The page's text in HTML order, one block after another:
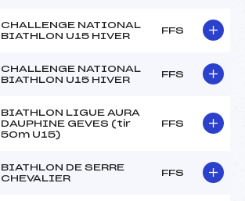
CHALLENGE NATIONAL
BIATHLON U15 HIVER
FFS
CHALLENGE NATIONAL
BIATHLON U15 HIVER
FFS
BIATHLON LIGUE AURA
DAUPHINE GEVES (tir
50m U15)
FFS
BIATHLON DE SERRE
CHEVALIER
FFS